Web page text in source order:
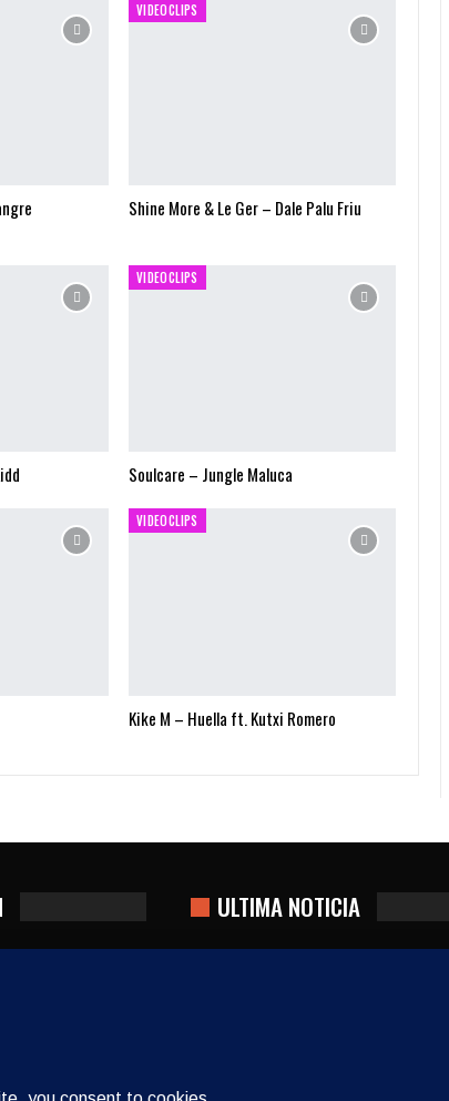
VIDEOCLIPS
Shine More & Le Ger – Dale Palu Friu
VIDEOCLIPS
Soulcare – Jungle Maluca
VIDEOCLIPS
Kike M – Huella ft. Kutxi Romero
ULTIMA NOTICIA